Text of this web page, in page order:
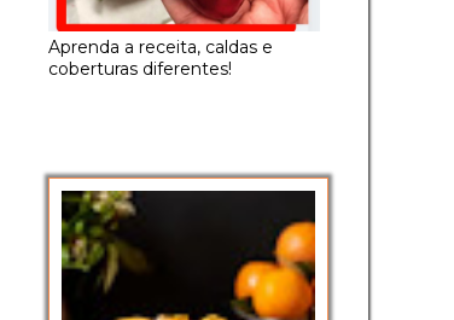
Aprenda a receita, caldas e
coberturas diferentes!